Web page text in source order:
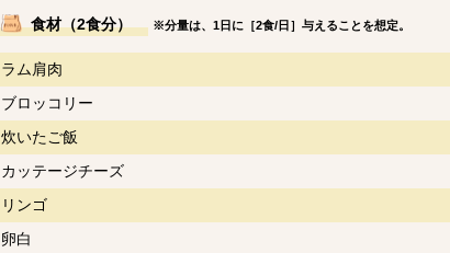
食材（2食分） ※分量は、1日に［2食/日］与えることを想定。
ラム肩肉
ブロッコリー
炊いたご飯
カッテージチーズ
リンゴ
卵白